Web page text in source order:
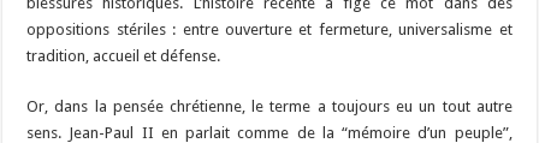
oppositions stériles : entre ouverture et fermeture, universalisme et
tradition, accueil et défense.
Or, dans la pensée chrétienne, le terme a toujours eu un tout autre
sens. Jean-Paul II en parlait comme de la “mémoire d’un peuple”,